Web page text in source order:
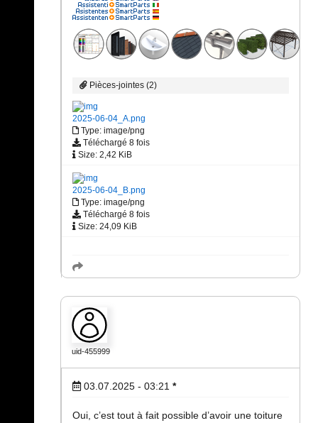
Pièces-jointes (2)
2025-06-04_A.png
Type: image/png
Téléchargé 8 fois
Size: 2,42 KiB
2025-06-04_B.png
Type: image/png
Téléchargé 8 fois
Size: 24,09 KiB
uid-455999
03.07.2025 - 03:21 *
Oui, c’est tout à fait possible d’avoir une toiture